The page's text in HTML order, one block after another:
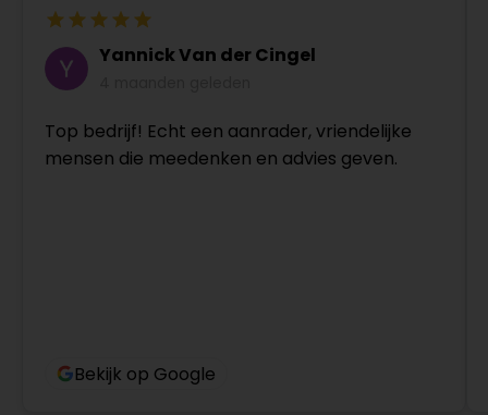
Yannick Van der Cingel
Top bedrijf! Echt een aanrader, vriendelijke
mensen die meedenken en advies geven.
Bekijk op Google